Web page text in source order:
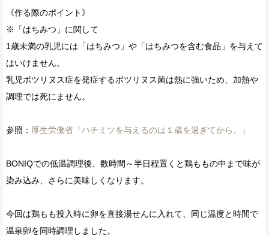
《作る際のポイント》
※「はちみつ」に関して
1歳未満の乳児には「はちみつ」や「はちみつを含む食品」を与えて
はいけません。
乳児ボツリヌス症を発症するボツリヌス菌は熱に強いため、加熱や
調理では死にません。
参照： 厚生労働省「ハチミツを与えるのは１歳を過ぎてから。」
BONIQでの低温調理後、数時間～半日程置くと鶏ももの中まで味が
染み込み、さらに美味しくなります。
今回は鶏もも投入時に卵を直接湯せんに入れて、同じ温度と時間で
温泉卵を同時調理しました。